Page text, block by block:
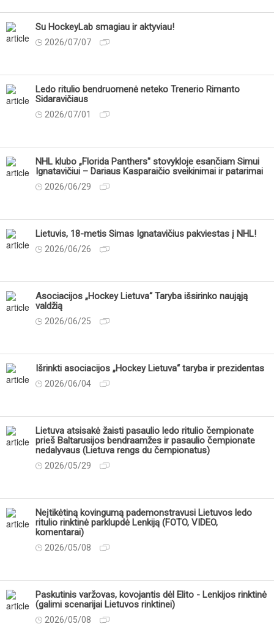
Su HockeyLab smagiau ir aktyviau!
2026/07/07
Ledo ritulio bendruomenė neteko Trenerio Rimanto
Sidaravičiaus
2026/07/01
NHL klubo „Florida Panthers" stovykloje esančiam Simui
Ignatavičiui – Dariaus Kasparaičio sveikinimai ir patarimai
2026/06/29
Lietuvis, 18-metis Simas Ignatavičius pakviestas į NHL!
2026/06/26
Asociacijos „Hockey Lietuva“ Taryba išsirinko naująją
valdžią
2026/06/25
Išrinkti asociacijos „Hockey Lietuva“ taryba ir prezidentas
2026/06/04
Lietuva atsisakė žaisti pasaulio ledo ritulio čempionate
prieš Baltarusijos bendraamžes ir pasaulio čempionate
nedalyvaus (Lietuva rengs du čempionatus)
2026/05/29
Neįtikėtiną kovingumą pademonstravusi Lietuvos ledo
ritulio rinktinė parklupdė Lenkiją (FOTO, VIDEO,
komentarai)
2026/05/08
Paskutinis varžovas, kovojantis dėl Elito - Lenkijos rinktinė
(galimi scenarijai Lietuvos rinktinei)
2026/05/08